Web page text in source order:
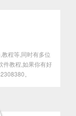
程等,同时有多位
件教程,如果你有好
。